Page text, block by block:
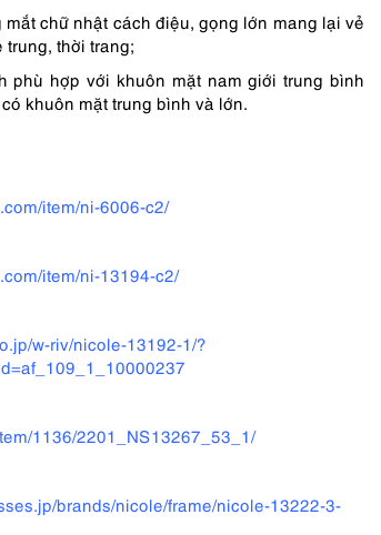
chữ nhật cách điệu, gọng lớn mang lại vẻ
trung, thời trang;
phù hợp với khuôn mặt nam giới trung bình
khuôn mặt trung bình và lớn.
item/ni-6006-c2/
item/ni-13194-c2/
w-riv/nicole-13192-1/?
1136/2201_NS13267_53_1/
brands/nicole/frame/nicole-13222-3-